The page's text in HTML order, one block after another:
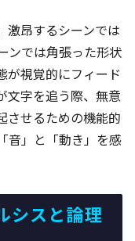
激昂するシーンでは
ンでは角張った形状
が視覚的にフィード
文字を追う際、無意
させるための機能的
音」と「動き」を感
シスと論理